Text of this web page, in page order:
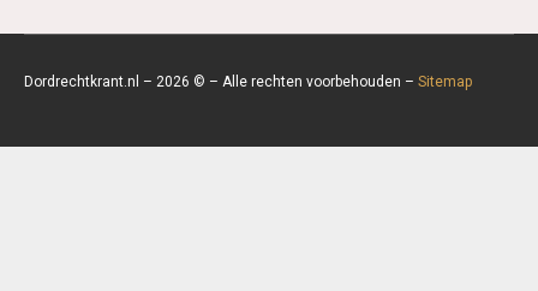
Dordrechtkrant.nl – 2026 © – Alle rechten voorbehouden – Sitemap